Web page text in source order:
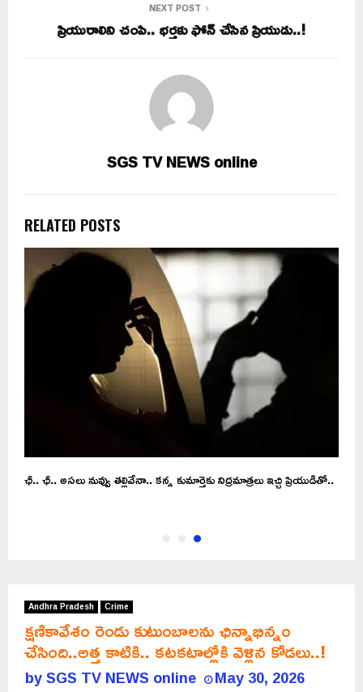
NEXT POST
ప్రియురాలిని చంపి.. భర్తకు ఫోన్ చేసిన ప్రియుడు..!
SGS TV NEWS online
RELATED POSTS
ఛీ.. ఛీ.. అసలు నువ్వు తల్లివేనా.. కన్న కుమార్తెకు నిద్రమాత్రలు ఇచ్చి ప్రియుడితో..
Andhra Pradesh Crime
క్షణికావేశం రెండు కుటుంబాలను ఛిన్నాభిన్నం
చేసింది..అత్త కాటికి.. కటకటాల్లోకి వెళ్లిన కోడలు..!
bySGS TV NEWS online May 30, 2026